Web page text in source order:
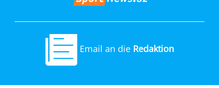
Email an die Redaktion